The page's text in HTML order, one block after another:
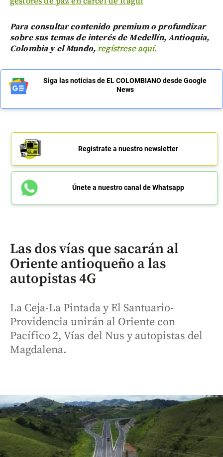
Para consultar contenido premium o profundizar
sobre sus temas de interés de Medellín, Antioquia,
Colombia y el Mundo,regístrese aquí.
Siga las noticias de EL COLOMBIANO desde Google
News
Regístrate a nuestro newsletter
Únete a nuestro canal de Whatsapp
Las dos vías que sacarán al
Oriente antioqueño a las
autopistas 4G
La Ceja-La Pintada y El Santuario-
Providencia unirán al Oriente con
Pacífico 2, Vías del Nus y autopistas del
Magdalena.